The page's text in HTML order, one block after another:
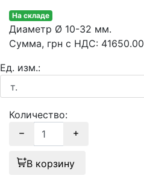
На складе
Диаметр Ø 10-32 мм.
Сумма, грн с НДС: 41650.00
Ед. изм.:
Количество:
В корзину